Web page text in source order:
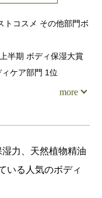
トコスメ その他部門ボ
半期 ボディ保湿大賞
ケア部門 1位
more
力、天然植物精油
いる人気のボディ